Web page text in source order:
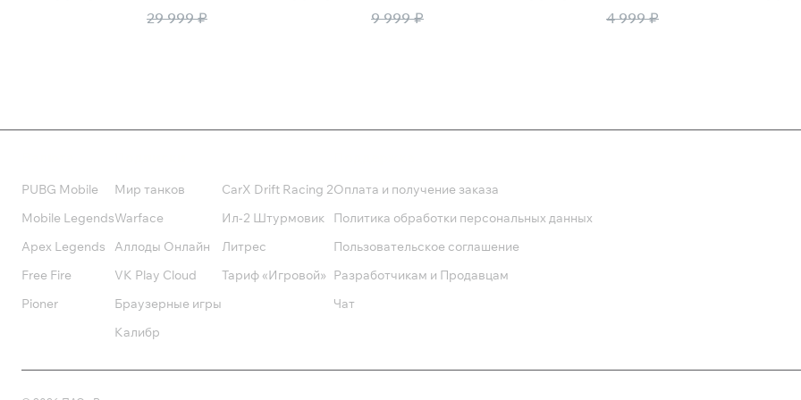
29 999 ₽ 9 999 ₽ 4 999 ₽
PUBG Mobile
Mobile Legends
Apex Legends
Free Fire
Pioner
Мир танков
Warface
Аллоды Онлайн
VK Play Cloud
Браузерные игры
Калибр
CarX Drift Racing 2
Ил-2 Штурмовик
Литрес
Тариф «Игровой»
Оплата и получение заказа
Политика обработки персональных данных
Пользовательское соглашение
Разработчикам и Продавцам
Чат